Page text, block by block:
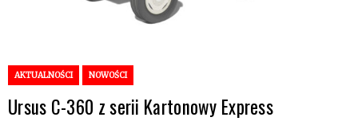
AKTUALNOŚCI NOWOŚCI
Ursus C-360 z serii Kartonowy Express